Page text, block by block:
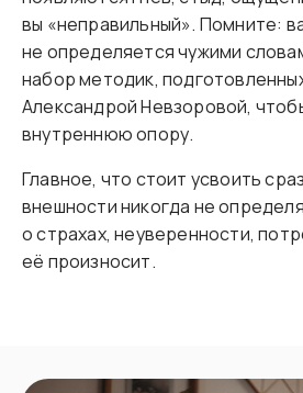
вы «неправильный». Помните:
не определяется чужими
набор методик,
Александрой Невзоровой,
внутреннюю опору.
Главное, что стоит усвоить
внешности никогда не
о страхах, неуверенности,
её произносит.